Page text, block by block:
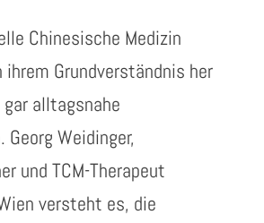
Chinesische Medizin
ihrem Grundverständnis her
alltagsnahe
Weidinger,
und TCM-Therapeut
versteht es, die